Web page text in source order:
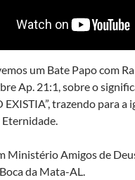
um Bate Papo com
Ap. 21:1, sobre o
trazendo para a
Ministério Amigos de
da Mata-AL.